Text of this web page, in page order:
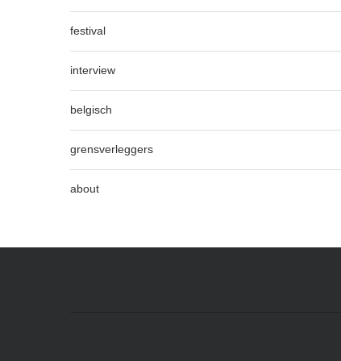
festival
interview
belgisch
grensverleggers
about